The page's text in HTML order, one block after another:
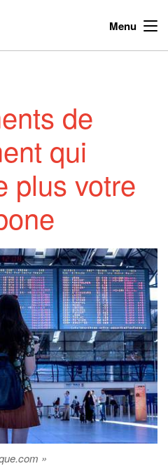
Menu
de
qui
plus votre
»